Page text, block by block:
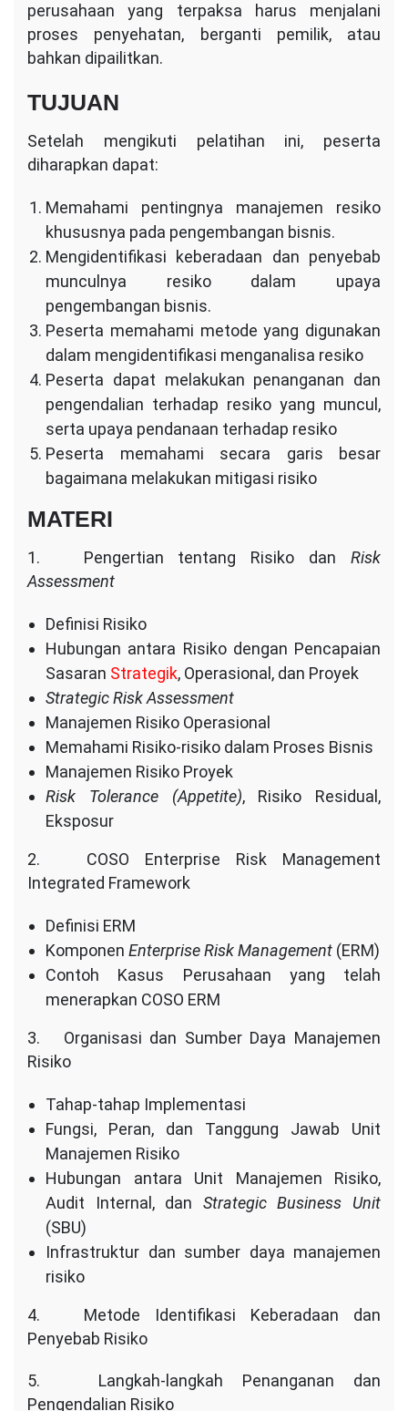
perusahaan yang terpaksa harus menjalani
proses penyehatan, berganti pemilik, atau
bahkan dipailitkan.
TUJUAN
Setelah mengikuti pelatihan ini, peserta
diharapkan dapat:
Memahami pentingnya manajemen resiko
khususnya pada pengembangan bisnis.
Mengidentifikasi keberadaan dan penyebab
munculnya resiko dalam upaya
pengembangan bisnis.
Peserta memahami metode yang digunakan
dalam mengidentifikasi menganalisa resiko
Peserta dapat melakukan penanganan dan
pengendalian terhadap resiko yang muncul,
serta upaya pendanaan terhadap resiko
Peserta memahami secara garis besar
bagaimana melakukan mitigasi risiko
MATERI
1. Pengertian tentang Risiko dan Risk
Assessment
Definisi Risiko
Hubungan antara Risiko dengan Pencapaian
Sasaran Strategik, Operasional, dan Proyek
Strategic Risk Assessment
Manajemen Risiko Operasional
Memahami Risiko-risiko dalam Proses Bisnis
Manajemen Risiko Proyek
Risk Tolerance (Appetite), Risiko Residual,
Eksposur
2. COSO Enterprise Risk Management
Integrated Framework
Definisi ERM
Komponen Enterprise Risk Management (ERM)
Contoh Kasus Perusahaan yang telah
menerapkan COSO ERM
3. Organisasi dan Sumber Daya Manajemen
Risiko
Tahap-tahap Implementasi
Fungsi, Peran, dan Tanggung Jawab Unit
Manajemen Risiko
Hubungan antara Unit Manajemen Risiko,
Audit Internal, dan Strategic Business Unit
(SBU)
Infrastruktur dan sumber daya manajemen
risiko
4. Metode Identifikasi Keberadaan dan
Penyebab Risiko
5. Langkah-langkah Penanganan dan
Pengendalian Risiko